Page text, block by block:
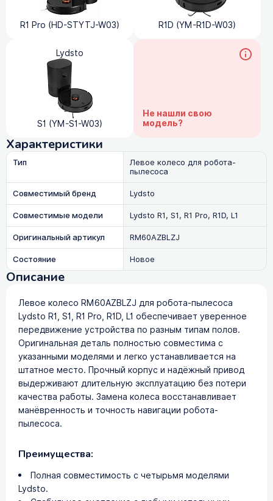
R1 Pro (HD-STYTJ-W03) R1D (YM-R1D-W03)
Lydsto
S1 (YM-S1-W03)
Не нашли свою
модель?
Характеристики
Тип Левое колесо для робота-
пылесоса
Совместимый бренд
Lydsto
Совместимые модели
Lydsto R1, S1, R1 Pro, R1D, L1
Оригинальный артикул
RM60AZBLZJ
Состояние
Новое
Описание
Левое колесо RM60AZBLZJ для робота-пылесоса
Lydsto R1, S1, R1 Pro, R1D, L1 обеспечивает уверенное
передвижение устройства по разным типам полов.
Оригинальная деталь полностью совместима с
указанными моделями и легко устанавливается на
штатное место. Прочный корпус и надёжный привод
выдерживают длительную эксплуатацию без потери
качества работы. Замена колеса восстанавливает
манёвренность и точность навигации робота-
пылесоса.
Преимущества:
Полная совместимость с четырьмя моделями
Lydsto.